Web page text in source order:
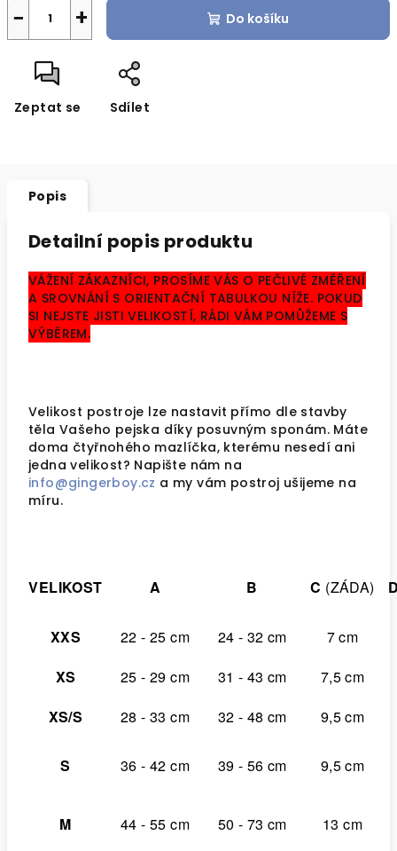
+
− Do košíku
Zeptat se Sdílet
Popis
Detailní popis produktu
VÁŽENÍ ZÁKAZNÍCI, PROSÍME VÁS O PEČLIVÉ ZMĚŘENÍ
A SROVNÁNÍ S ORIENTAČNÍ TABULKOU NÍŽE. POKUD
SI NEJSTE JISTI VELIKOSTÍ, RÁDI VÁM POMŮŽEME S
VÝBĚREM.
Velikost postroje lze nastavit přímo dle stavby
těla Vašeho pejska díky posuvným sponám. Máte
doma čtyřnohého mazlíčka, kterému nesedí ani
jedna velikost? Napište nám na
info@gingerboy.cz a my vám postroj ušijeme na
míru.
VELIKOST A B C (ZÁDA)
XXS 22 - 25 cm 24 - 32 cm
7 cm
XS
25 - 29 cm 31 - 43 cm
7,5 cm
XS/S
28 - 33 cm 32 - 48 cm 9,5 cm
S 36 - 42 cm 39 - 56 cm 9,5 cm
M 44 - 55 cm 50 - 73 cm 13 cm